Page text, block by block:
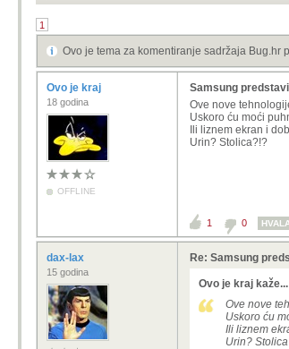
1
Ovo je tema za komentiranje sadržaja Bug.hr
Ovo je kraj
18 godina
OFFLINE
Samsung
Ove nove
Uskoro ću moći
Ili liznem ekran i
Urin? Stolica?!?
1 0
dax-lax
15 godina
Re: Samsung
Ovo je kraj kaže...
Ove nove
Uskoro ću
Ili liznem
Urin?